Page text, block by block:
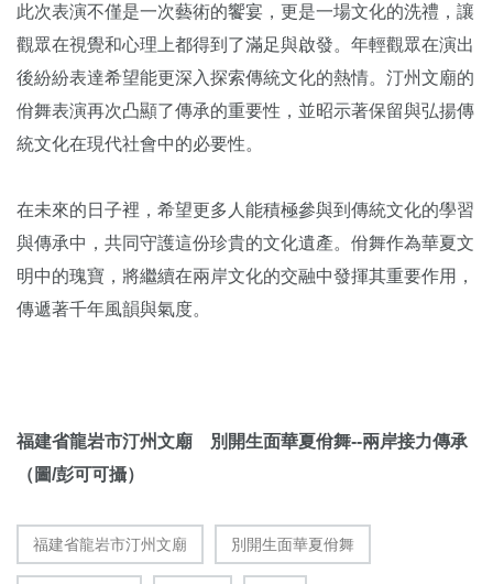
此次表演不僅是一次藝術的饗宴，更是一場文化的洗禮，讓
觀眾在視覺和心理上都得到了滿足與啟發。年輕觀眾在演出
後紛紛表達希望能更深入探索傳統文化的熱情。汀州文廟的
佾舞表演再次凸顯了傳承的重要性，並昭示著保留與弘揚傳
統文化在現代社會中的必要性。
在未來的日子裡，希望更多人能積極參與到傳統文化的學習
與傳承中，共同守護這份珍貴的文化遺產。佾舞作為華夏文
明中的瑰寶，將繼續在兩岸文化的交融中發揮其重要作用，
傳遞著千年風韻與氣度。
福建省龍岩市汀州文廟 別開生面華夏佾舞--兩岸接力傳承
（圖/彭可可攝）
福建省龍岩市汀州文廟 別開生面華夏佾舞